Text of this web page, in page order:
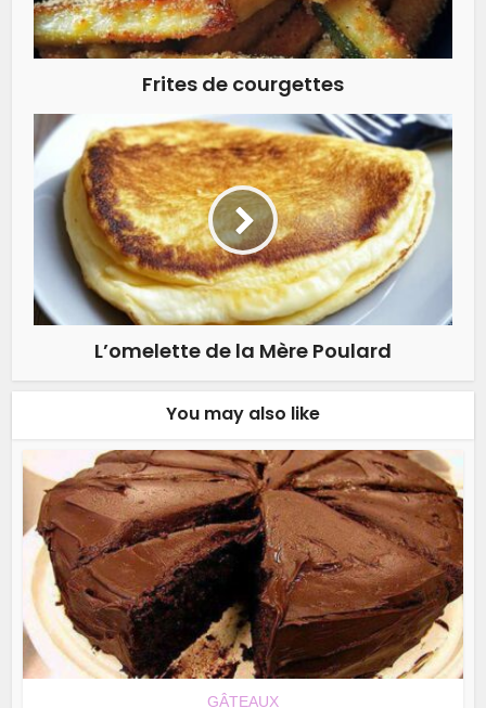
Frites de courgettes
L’omelette de la Mère Poulard
You may also like
GÂTEAUX